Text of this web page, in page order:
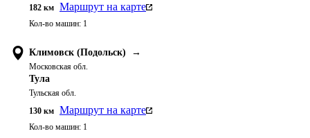
182 км Маршрут на карте
Кол-во машин: 1
Климовск (Подольск) →
Московская обл.
Тула
Тульская обл.
130 км Маршрут на карте
Кол-во машин: 1